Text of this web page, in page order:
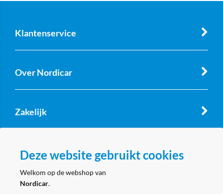
Klantenservice
Over Nordicar
Zakelijk
Volg ons
Deze website gebruikt cookies
Welkom op de webshop van
Nordicar.